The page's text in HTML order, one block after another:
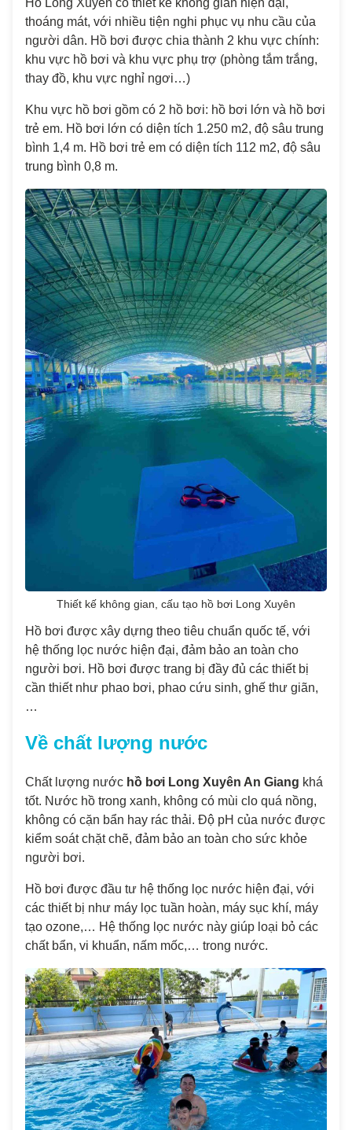
Hồ Long Xuyên có thiết kế không gian hiện đại,
thoáng mát, với nhiều tiện nghi phục vụ nhu cầu của
người dân. Hồ bơi được chia thành 2 khu vực chính:
khu vực hồ bơi và khu vực phụ trợ (phòng tắm trắng,
thay đồ, khu vực nghỉ ngơi…)
Khu vực hồ bơi gồm có 2 hồ bơi: hồ bơi lớn và hồ bơi
trẻ em. Hồ bơi lớn có diện tích 1.250 m2, độ sâu trung
bình 1,4 m. Hồ bơi trẻ em có diện tích 112 m2, độ sâu
trung bình 0,8 m.
Thiết kế không gian, cấu tạo hồ bơi Long Xuyên
Hồ bơi được xây dựng theo tiêu chuẩn quốc tế, với
hệ thống lọc nước hiện đại, đảm bảo an toàn cho
người bơi. Hồ bơi được trang bị đầy đủ các thiết bị
cần thiết như phao bơi, phao cứu sinh, ghế thư giãn,
…
Về chất lượng nước
Chất lượng nước hồ bơi Long Xuyên An Giang khá
tốt. Nước hồ trong xanh, không có mùi clo quá nồng,
không có cặn bẩn hay rác thải. Độ pH của nước được
kiểm soát chặt chẽ, đảm bảo an toàn cho sức khỏe
người bơi.
Hồ bơi được đầu tư hệ thống lọc nước hiện đại, với
các thiết bị như máy lọc tuần hoàn, máy sục khí, máy
tạo ozone,… Hệ thống lọc nước này giúp loại bỏ các
chất bẩn, vi khuẩn, nấm mốc,… trong nước.